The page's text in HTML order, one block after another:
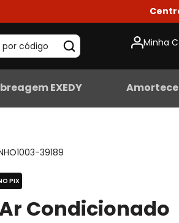
por código Minha
EXEDY
39189
PIX
Condicionado